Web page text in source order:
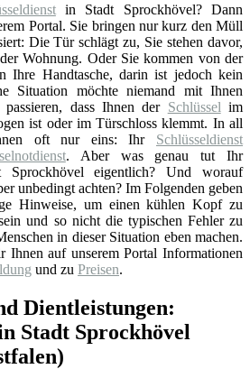
in Stadt Sprockhövel? Dann
Portal. Sie bringen nur kurz den Müll
Die Tür schlägt zu, Sie stehen davor,
Wohnung. Oder Sie kommen von der
Ihre Handtasche, darin ist jedoch kein
Situation möchte niemand mit Ihnen
dass Ihnen der Schlüssel im
ist oder im Türschloss klemmt. In all
oft nur eins: Ihr Schlüsseldienst
. Aber was genau tut Ihr
eigentlich? Und worauf
unbedingt achten? Im Folgenden geben
Hinweise, um einen kühlen Kopf zu
und so nicht die typischen Fehler zu
in dieser Situation eben machen.
Ihnen auf unserem Portal Informationen
und zu Preisen.
Dientleistungen:
Stadt Sprockhövel